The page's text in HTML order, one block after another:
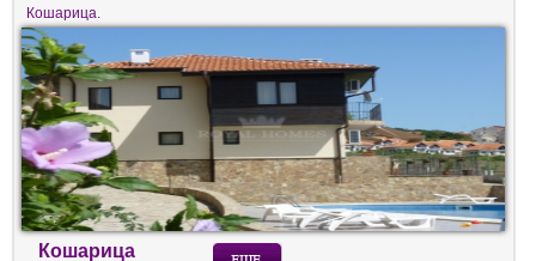
Кошарица.
Кошарица